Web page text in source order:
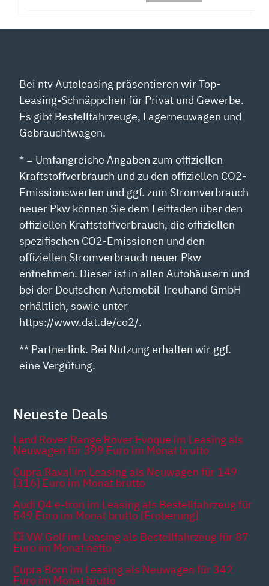
Bei ntv Autoleasing präsentieren wir Top-
Leasing-Schnäppchen für Privat und Gewerbe.
Es gibt Bestellfahrzeuge, Lagerneuwagen und
Gebrauchtwagen.
* = Umfangreiche Angaben zum offiziellen
Kraftstoffverbrauch und zu den offiziellen CO2-
Emissionswerten und ggf. zum Stromverbrauch
neuer Pkw können Sie dem Leitfaden über den
offiziellen Kraftstoffverbrauch, die offiziellen
spezifischen CO2-Emissionen und den
offiziellen Stromverbrauch neuer Pkw
entnehmen. Dieser ist in allen Autohäusern und
bei der Deutschen Automobil Treuhand GmbH
erhältlich, sowie unter
https://www.dat.de/co2/.
** Partnerlink. Bei Nutzung erhalten wir ggf.
eine Vergütung.
Neueste Deals
Land Rover Range Rover Evoque im Leasing als
Neuwagen für 399 Euro im Monat brutto
Cupra Raval im Leasing als Neuwagen für 149
[316] Euro im Monat brutto
Audi Q4 e-tron im Leasing als Bestellfahrzeug für
549 Euro im Monat brutto [Eroberung]
💥 VW Golf im Leasing als Bestellfahrzeug für 87
Euro im Monat netto
Cupra Born im Leasing als Neuwagen für 342
Euro im Monat brutto